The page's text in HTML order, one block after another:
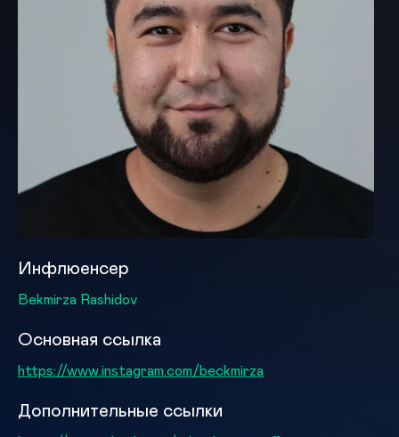
Инфлюенсер
Bekmirza Rashidov
Основная ссылка
https://www.instagram.com/beckmirza
Дополнительные ссылки